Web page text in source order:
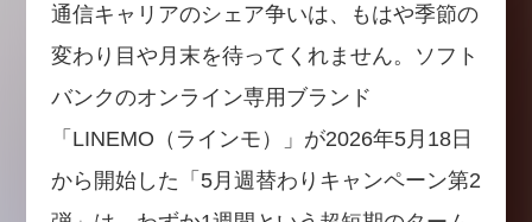
通信キャリアのシェア争いは、もはや季節の
変わり目や月末を待ってくれません。ソフト
バンクのオンライン専用ブランド
「LINEMO（ラインモ）」が2026年5月18日
から開始した「5月週替わりキャンペーン第2